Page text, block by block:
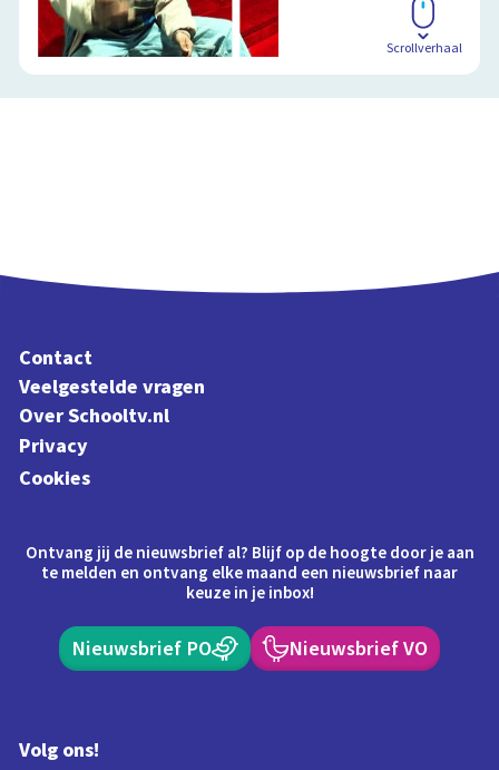
Scrollverhaal
Contact
Veelgestelde vragen
Over Schooltv.nl
Privacy
Cookies
Ontvang jij de nieuwsbrief al? Blijf op de hoogte door je aan
te melden en ontvang elke maand een nieuwsbrief naar
keuze in je inbox!
Nieuwsbrief PO Nieuwsbrief VO
Volg ons!